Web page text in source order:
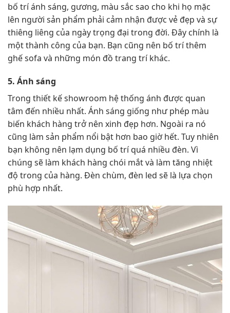
bố trí ánh sáng, gương, màu sắc sao cho khi họ mặc
lên người sản phẩm phải cảm nhận được vẻ đẹp và sự
thiêng liêng của ngày trọng đại trong đời. Đây chính là
một thành công của bạn. Bạn cũng nên bố trí thêm
ghế sofa và những món đồ trang trí khác.
5. Ánh sáng
Trong thiết kế showroom hệ thống ánh được quan
tâm đến nhiều nhất. Ánh sáng giống như phép màu
biến khách hàng trở nên xinh đẹp hơn. Ngoài ra nó
cũng làm sản phẩm nổi bật hơn bao giờ hết. Tuy nhiên
bạn không nên lạm dụng bố trí quá nhiều đèn. Vì
chúng sẽ làm khách hàng chói mắt và làm tăng nhiệt
độ trong của hàng. Đèn chùm, đèn led sẽ là lựa chọn
phù hợp nhất.